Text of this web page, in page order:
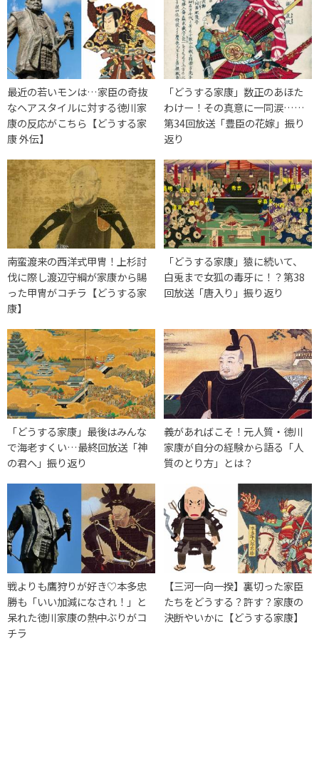
最近の若いモンは…家臣の奇抜
なヘアスタイルに対する徳川家
康の反応がこちら【どうする家
康 外伝】
「どうする家康」数正のあほた
わけー！その真意に一同涙……
第34回放送「豊臣の花嫁」振り
返り
南蛮渡来の西洋式甲冑！上杉討
伐に際し渡辺守綱が家康から賜
った甲冑がコチラ【どうする家
康】
「どうする家康」猿に続いて、
白兎まで女狐の毒牙に！？第38
回放送「唐入り」振り返り
「どうする家康」最後はみんな
で海老すくい…最終回放送「神
の君へ」振り返り
義があればこそ！元人質・徳川
家康が自分の経験から語る「人
質のとり方」とは？
戦よりも鷹狩りが好き♡本多忠
勝も「いい加減になされ！」と
呆れた徳川家康の熱中ぶりがコ
チラ
【三河一向一揆】裏切った家臣
たちをどうする？許す？家康の
決断やいかに【どうする家康】